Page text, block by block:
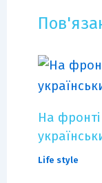
На
Life style